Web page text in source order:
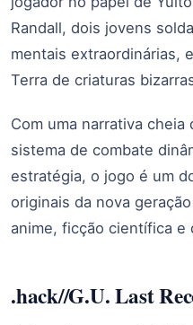
Randall, dois jovens
mentais extraordinárias,
Terra de criaturas
Com uma narrativa
sistema de combate
estratégia, o jogo é um
originais da nova
anime, ficção científica e
.hack//G.U. Last